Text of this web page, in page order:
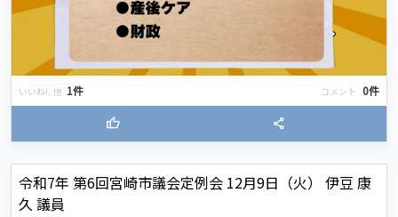
いいね!..他 1件 コメント 0件
thumb_up share
令和7年 第6回宮崎市議会定例会 12月9日（火） 伊豆 康
久 議員